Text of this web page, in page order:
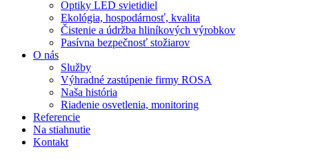
Optiky LED svietidiel
Ekológia, hospodárnosť, kvalita
Čistenie a údržba hliníkových výrobkov
Pasívna bezpečnosť stožiarov
O nás
Služby
Výhradné zastúpenie firmy ROSA
Naša história
Riadenie osvetlenia, monitoring
Referencie
Na stiahnutie
Kontakt